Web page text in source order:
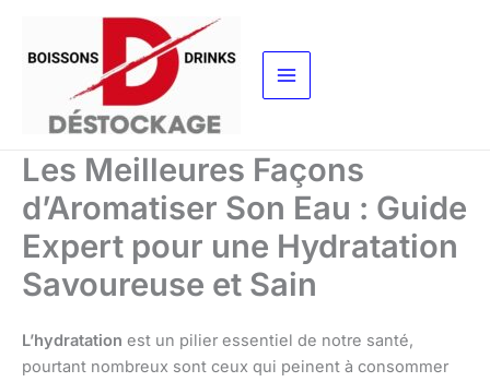
contenu
Les Meilleures Façons
d’Aromatiser Son Eau : Guide
Expert pour une Hydratation
Savoureuse et Sain
L’hydratation est un pilier essentiel de notre santé,
pourtant nombreux sont ceux qui peinent à consommer